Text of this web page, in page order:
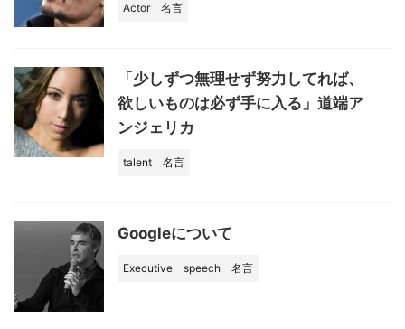
Actor 名言
「少しずつ無理せず努力してれば、
欲しいものは必ず手に入る」道端ア
ンジェリカ
talent 名言
Googleについて
Executive speech 名言